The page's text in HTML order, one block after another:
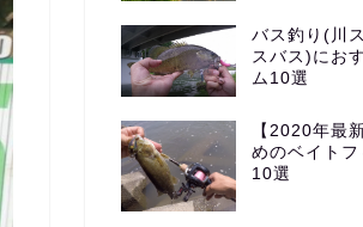
バス釣り(川
スバス)にお
ム10選
【2020年最
めのベイト
10選